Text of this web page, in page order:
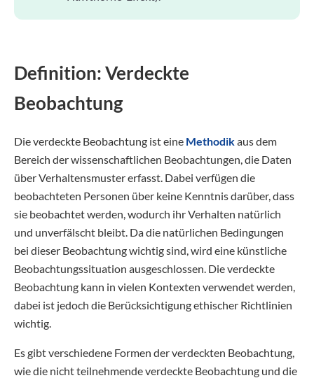
Definition: Verdeckte
Beobachtung
Die verdeckte Beobachtung ist eine Methodikaus dem
Bereich der wissenschaftlichen Beobachtungen, die Daten
über Verhaltensmuster erfasst. Dabei verfügen die
beobachteten Personen über keine Kenntnis darüber, dass
sie beobachtet werden, wodurch ihr Verhalten natürlich
und unverfälscht bleibt. Da die natürlichen Bedingungen
bei dieser Beobachtung wichtig sind, wird eine künstliche
Beobachtungssituation ausgeschlossen. Die verdeckte
Beobachtung kann in vielen Kontexten verwendet werden,
dabei ist jedoch die Berücksichtigung ethischer Richtlinien
wichtig.
Es gibt verschiedene Formen der verdeckten Beobachtung,
wie die nicht teilnehmende verdeckte Beobachtung und die